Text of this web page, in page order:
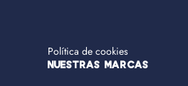
Política de cookies
NUESTRAS MARCAS